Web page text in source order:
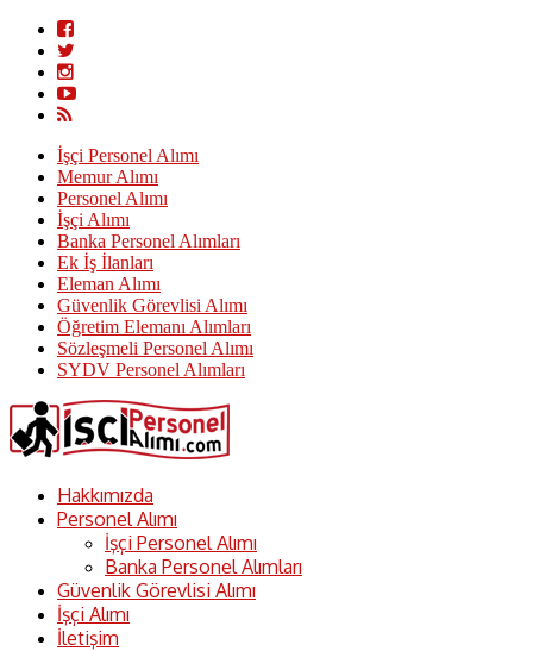
İşçi Personel Alımı
Memur Alımı
Personel Alımı
İşçi Alımı
Banka Personel Alımları
Ek İş İlanları
Eleman Alımı
Güvenlik Görevlisi Alımı
Öğretim Elemanı Alımları
Sözleşmeli Personel Alımı
SYDV Personel Alımları
Hakkımızda
Personel Alımı
İşçi Personel Alımı
Banka Personel Alımları
Güvenlik Görevlisi Alımı
İşçi Alımı
İletişim